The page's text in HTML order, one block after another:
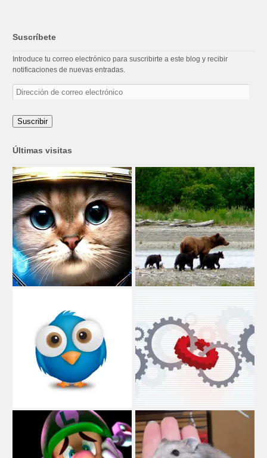
Suscríbete
Introduce tu correo electrónico para suscribirte a este blog y recibir
notificaciones de nuevas entradas.
Dirección
de
electrónico
Suscribir
Últimas visitas